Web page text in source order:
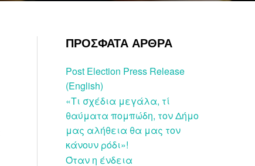
ΠΡΟΣΦΑΤΑ ΑΡΘΡΑ
Post Election Press Release
(English)
«Τι σχέδια μεγάλα, τί
θαύματα πομπώδη, τον Δήμο
μας αλήθεια θα μας τον
κάνουν ρόδι»!
Όταν η ένδεια